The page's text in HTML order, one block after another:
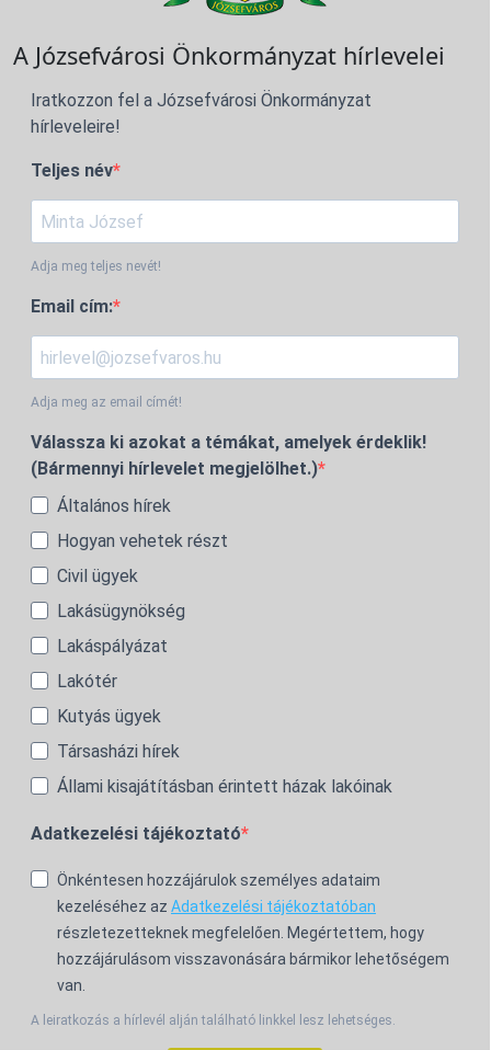
A Józsefvárosi Önkormányzat hírlevelei
Iratkozzon fel a Józsefvárosi Önkormányzat
hírleveleire!
Teljes név
Adja meg teljes nevét!
Email cím:
Adja meg az email címét!
Válassza ki azokat a témákat, amelyek érdeklik!
(Bármennyi hírlevelet megjelölhet.)
Általános hírek
Hogyan vehetek részt
Civil ügyek
Lakásügynökség
Lakáspályázat
Lakótér
Kutyás ügyek
Társasházi hírek
Állami kisajátításban érintett házak lakóinak
Adatkezelési tájékoztató
Önkéntesen hozzájárulok személyes adataim
kezeléséhez az Adatkezelési tájékoztatóban
részletezetteknek megfelelően. Megértettem, hogy
hozzájárulásom visszavonására bármikor lehetőségem
van.
A leiratkozás a hírlevél alján található linkkel lesz lehetséges.